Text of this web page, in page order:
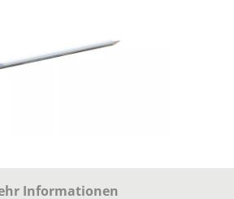
Informationen